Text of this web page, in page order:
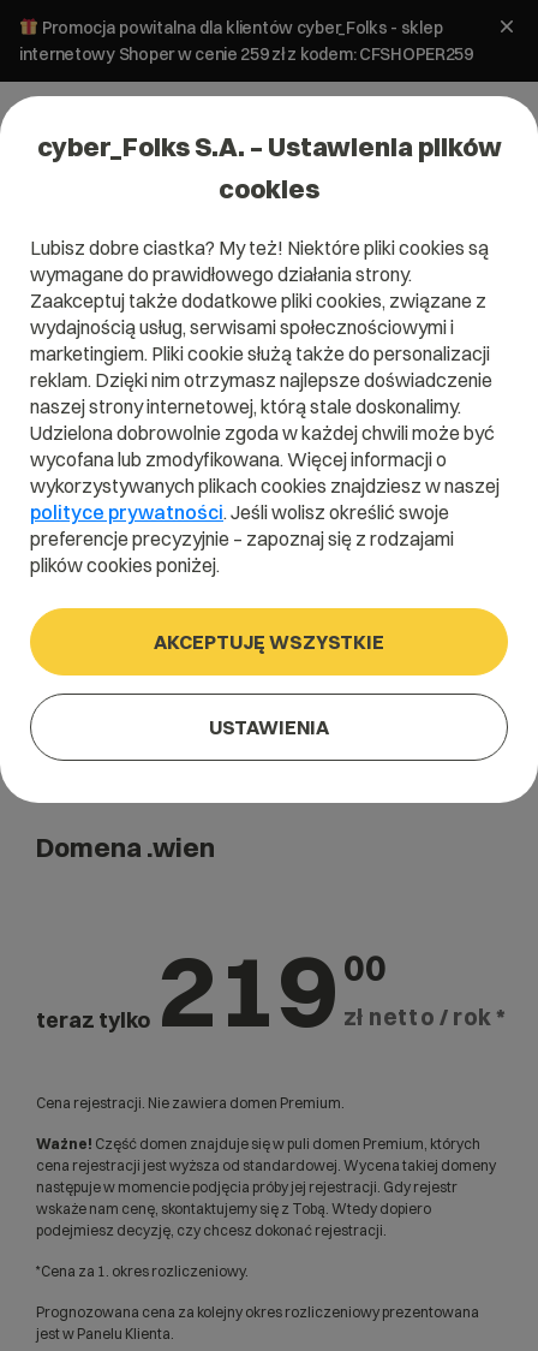
Promocja powitalna dla klientów cyber_Folks - sklep
internetowy Shoper w cenie 259 zł z kodem: CFSHOPER259
Domena .wien
Wiedeń w zasięgu ręki
.wien
Szukaj
Domena .wien
teraz tylko 219 00
zł netto / rok *
Cena rejestracji. Nie zawiera domen Premium.
Ważne! Część domen znajduje się w puli domen Premium, których
cena rejestracji jest wyższa od standardowej. Wycena takiej domeny
następuje w momencie podjęcia próby jej rejestracji. Gdy rejestr
wskaże nam cenę, skontaktujemy się z Tobą. Wtedy dopiero
podejmiesz decyzję, czy chcesz dokonać rejestracji.
*Cena za 1. okres rozliczeniowy.
Prognozowana cena za kolejny okres rozliczeniowy prezentowana
jest w Panelu Klienta.
cyber_Folks S.A. – Ustawienia plików
cookies
Lubisz dobre ciastka? My też! Niektóre pliki cookies są
wymagane do prawidłowego działania strony.
Zaakceptuj także dodatkowe pliki cookies, związane z
wydajnością usług, serwisami społecznościowymi i
marketingiem. Pliki cookie służą także do personalizacji
reklam. Dzięki nim otrzymasz najlepsze doświadczenie
naszej strony internetowej, którą stale doskonalimy.
Udzielona dobrowolnie zgoda w każdej chwili może być
wycofana lub zmodyfikowana. Więcej informacji o
wykorzystywanych plikach cookies znajdziesz w naszej
polityce prywatności. Jeśli wolisz określić swoje
preferencje precyzyjnie – zapoznaj się z rodzajami
plików cookies poniżej.
AKCEPTUJĘ WSZYSTKIE
USTAWIENIA